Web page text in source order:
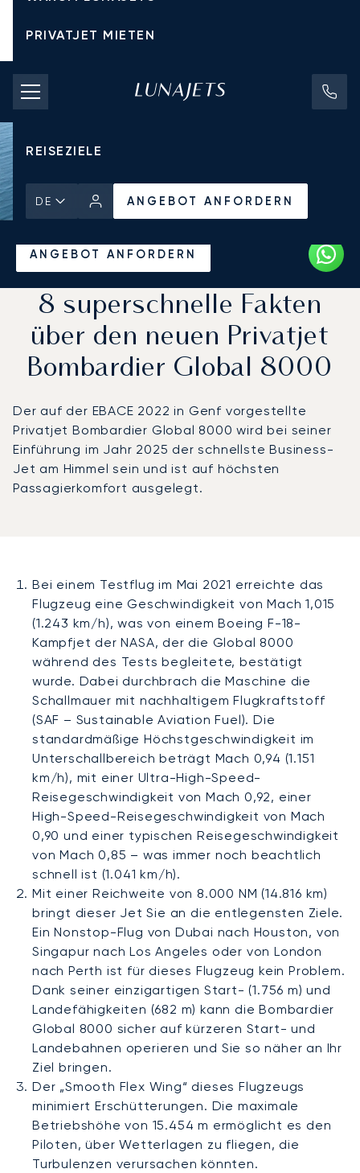
PRIVATJET MIETEN
CHARTERPREISE
PRIVATJETS
REISEZIELE
DE ANGEBOT ANFORDERN
ANGEBOT ANFORDERN
Startseite Aktuelles und Einblicke
8 superschnelle Fakten
über den neuen Privatjet
Bombardier Global 8000
Der auf der EBACE 2022 in Genf vorgestellte
Privatjet Bombardier Global 8000 wird bei seiner
Einführung im Jahr 2025 der schnellste Business-
Jet am Himmel sein und ist auf höchsten
Passagierkomfort ausgelegt.
Bei einem Testflug im Mai 2021 erreichte das
Flugzeug eine Geschwindigkeit von Mach 1,015
(1.243 km/h), was von einem Boeing F-18-
Kampfjet der NASA, der die Global 8000
während des Tests begleitete, bestätigt
wurde. Dabei durchbrach die Maschine die
Schallmauer mit nachhaltigem Flugkraftstoff
(SAF – Sustainable Aviation Fuel). Die
standardmäßige Höchstgeschwindigkeit im
Unterschallbereich beträgt Mach 0,94 (1.151
km/h), mit einer Ultra-High-Speed-
Reisegeschwindigkeit von Mach 0,92, einer
High-Speed-Reisegeschwindigkeit von Mach
0,90 und einer typischen Reisegeschwindigkeit
von Mach 0,85 – was immer noch beachtlich
schnell ist (1.041 km/h).
Mit einer Reichweite von 8.000 NM (14.816 km)
bringt dieser Jet Sie an die entlegensten Ziele.
Ein Nonstop-Flug von Dubai nach Houston, von
Singapur nach Los Angeles oder von London
nach Perth ist für dieses Flugzeug kein Problem.
Dank seiner einzigartigen Start- (1.756 m) und
Landefähigkeiten (682 m) kann die Bombardier
Global 8000 sicher auf kürzeren Start- und
Landebahnen operieren und Sie so näher an Ihr
Ziel bringen.
Der „Smooth Flex Wing“ dieses Flugzeugs
minimiert Erschütterungen. Die maximale
Betriebshöhe von 15.454 m ermöglicht es den
Piloten, über Wetterlagen zu fliegen, die
Turbulenzen verursachen könnten.